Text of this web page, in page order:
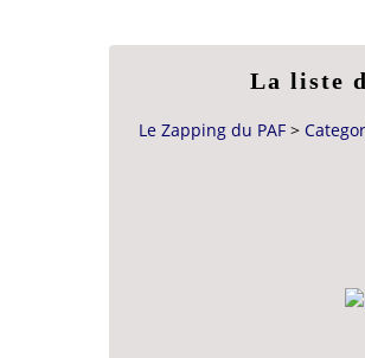
La liste
Le Zapping du PAF >